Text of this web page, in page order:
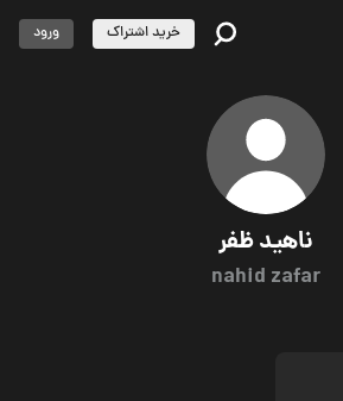
ناهید ظفر
nahid zafar
خرید اشتراک ورود